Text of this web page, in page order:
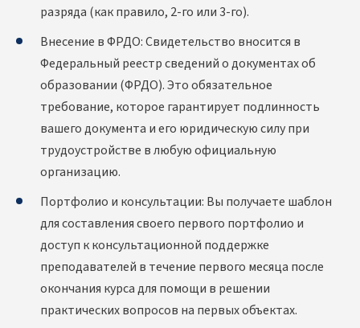
разряда (как правило, 2-го или 3-го).
Внесение в ФРДО: Свидетельство вносится в
Федеральный реестр сведений о документах об
образовании (ФРДО). Это обязательное
требование, которое гарантирует подлинность
вашего документа и его юридическую силу при
трудоустройстве в любую официальную
организацию.
Портфолио и консультации: Вы получаете шаблон
для составления своего первого портфолио и
доступ к консультационной поддержке
преподавателей в течение первого месяца после
окончания курса для помощи в решении
практических вопросов на первых объектах.